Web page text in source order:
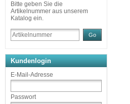
Bitte geben Sie die
Artikelnummer aus unserem
Katalog ein.
Go
Kundenlogin
E-Mail-Adresse
Passwort